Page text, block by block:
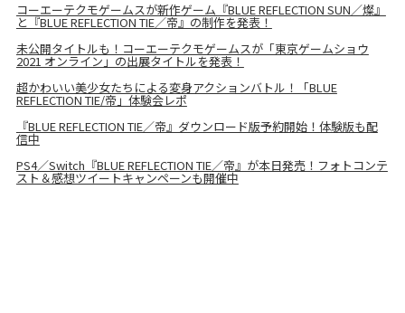
コーエーテクモゲームスが新作ゲーム『BLUE REFLECTION SUN／燦』
と『BLUE REFLECTION TIE／帝』の制作を発表！
未公開タイトルも！コーエーテクモゲームスが「東京ゲームショウ
2021 オンライン」の出展タイトルを発表！
超かわいい美少女たちによる変身アクションバトル！「BLUE
REFLECTION TIE/帝」体験会レポ
『BLUE REFLECTION TIE／帝』ダウンロード版予約開始！体験版も配
信中
PS4／Switch『BLUE REFLECTION TIE／帝』が本日発売！フォトコンテ
スト＆感想ツイートキャンペーンも開催中